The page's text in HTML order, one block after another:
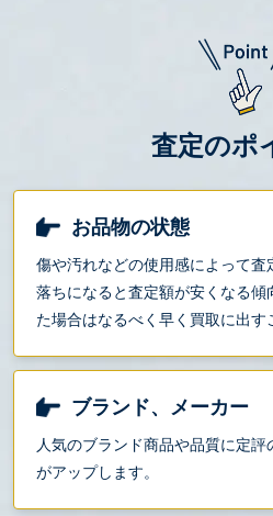
査定のポ
お品物の状態
傷や汚れなどの使用感によって査
落ちになると査定額が安くなる傾
た場合はなるべく早く買取に出す
ブランド、メーカー
人気のブランド商品や品質に定
がアップします。